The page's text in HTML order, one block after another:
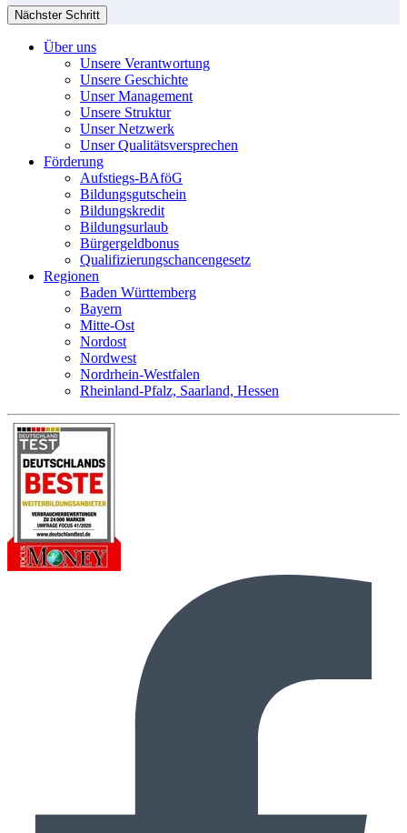
Nächster Schritt
Über uns
Unsere Verantwortung
Unsere Geschichte
Unser Management
Unsere Struktur
Unser Netzwerk
Unser Qualitätsversprechen
Förderung
Aufstiegs-BAföG
Bildungsgutschein
Bildungskredit
Bildungsurlaub
Bürgergeldbonus
Qualifizierungschancengesetz
Regionen
Baden Württemberg
Bayern
Mitte-Ost
Nordost
Nordwest
Nordrhein-Westfalen
Rheinland-Pfalz, Saarland, Hessen